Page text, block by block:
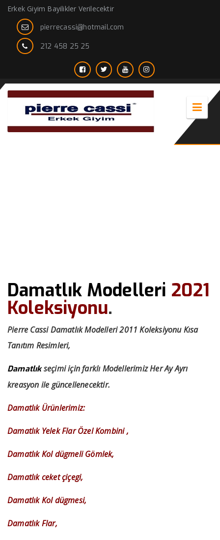
Erkek Giyim Bayilikler Verilecektir
pierrecassi@hotmail.com
212 458 25 25
Damatlık Modelleri 2021
Koleksiyonu.
Pierre Cassi Damatlık Modelleri 2011 Koleksiyonu Kısa
Tanıtım Resimleri,
Damatlıkseçimi için farklı Modellerimiz Her Ay Ayrı
kreasyon ile güncellenecektir.
Damatlık Ürünlerimiz:
Damatlık Yelek Flar Özel Kombini ,
Damatlık Kol dügmeli Gömlek,
Damatlık ceket çiçegi,
Damatlık Kol dügmesi,
Damatlık Flar,